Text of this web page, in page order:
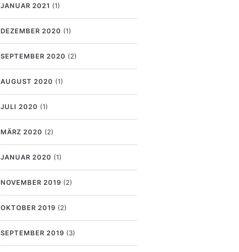
JANUAR 2021 (1)
DEZEMBER 2020 (1)
SEPTEMBER 2020 (2)
AUGUST 2020 (1)
JULI 2020 (1)
MÄRZ 2020 (2)
JANUAR 2020 (1)
NOVEMBER 2019 (2)
OKTOBER 2019 (2)
SEPTEMBER 2019 (3)